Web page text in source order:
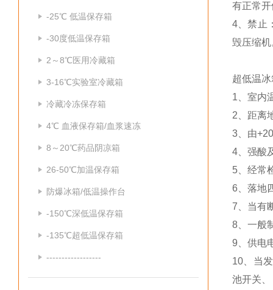
-25℃ 低温保存箱
-30度低温保存箱
2～8℃医用冷藏箱
3-16℃实验室冷藏箱
冷藏冷冻保存箱
4℃ 血液保存箱/血浆速冻
8～20℃药品阴凉箱
26-50℃加温保存箱
防爆冰箱/低温操作台
-150℃深低温保存箱
-135℃超低温保存箱
------------------
有正常
4、禁止
毁压缩
超低温
1、室内
2、距离
3、由
4、强酸
5、经常
6、落地
7、当有
8、一般
9、供电
10、当
池开关、